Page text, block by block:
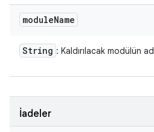
moduleName
String : Kaldırılacak modülün
İadeler